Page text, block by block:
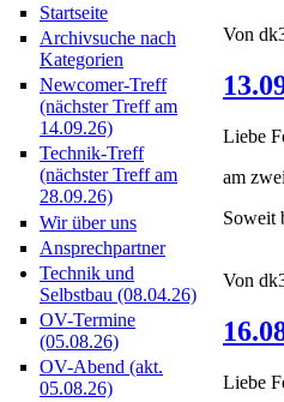
Startseite
Archivsuche nach
Kategorien
Newcomer-Treff
(nächster Treff am
14.09.26)
Technik-Treff
(nächster Treff am
28.09.26)
Wir über uns
Ansprechpartner
Technik und
Selbstbau (08.04.26)
OV-Termine
(05.08.26)
OV-Abend (akt.
05.08.26)
Von
Liebe
am
Soweit
Von
Liebe